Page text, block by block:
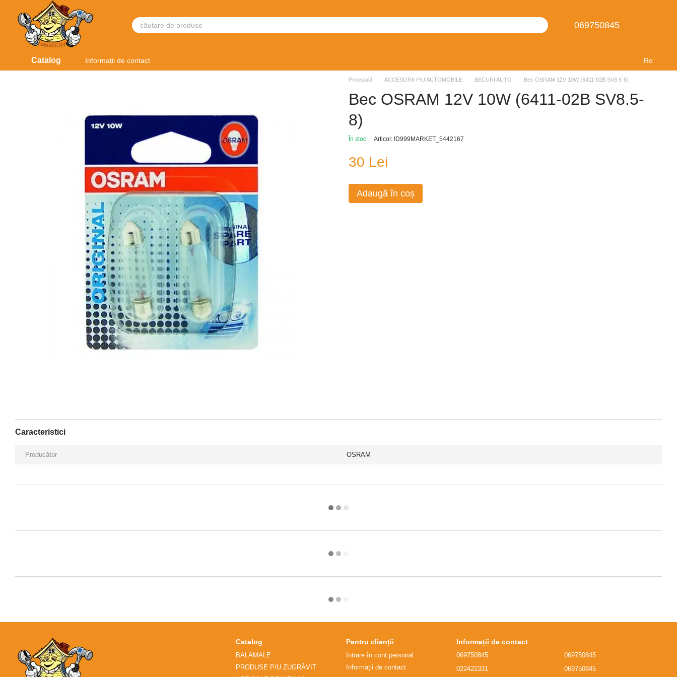
Mergi la conținutul principal
069750845
Catalog Informații de contact Ro
Principală ACCESORII P/U AUTOMOBILE BECURI AUTO Bec OSRAM 12V 10W (6411-02B SV8.5-8)
Bec OSRAM 12V 10W (6411-02B SV8.5-
8)
În stoc Articol: ID999MARKET_5442167
30 Lei
Adaugă în coș
Caracteristici
Producător OSRAM
Catalog
BALAMALE
PRODUSE P/U ZUGRĂVIT
Pentru clienții
Intrare în cont personal
Informații de contact
Informații de contact
069750845
022422331
069750845
069750845